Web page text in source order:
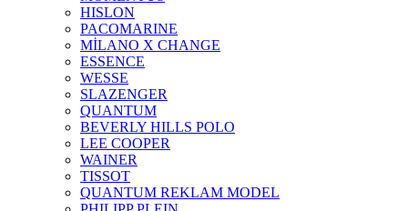
HISLON
PACOMARINE
MİLANO X CHANGE
ESSENCE
WESSE
SLAZENGER
QUANTUM
BEVERLY HILLS POLO
LEE COOPER
WAINER
TISSOT
QUANTUM REKLAM MODEL